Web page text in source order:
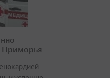
Приморья